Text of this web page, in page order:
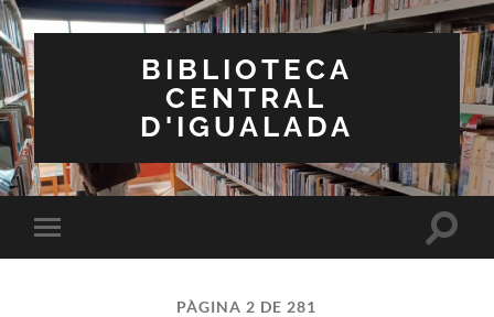
BIBLIOTECA
CENTRAL
D'IGUALADA
Toggle
mobile
Toggle
PÀGINA 2 DE 281